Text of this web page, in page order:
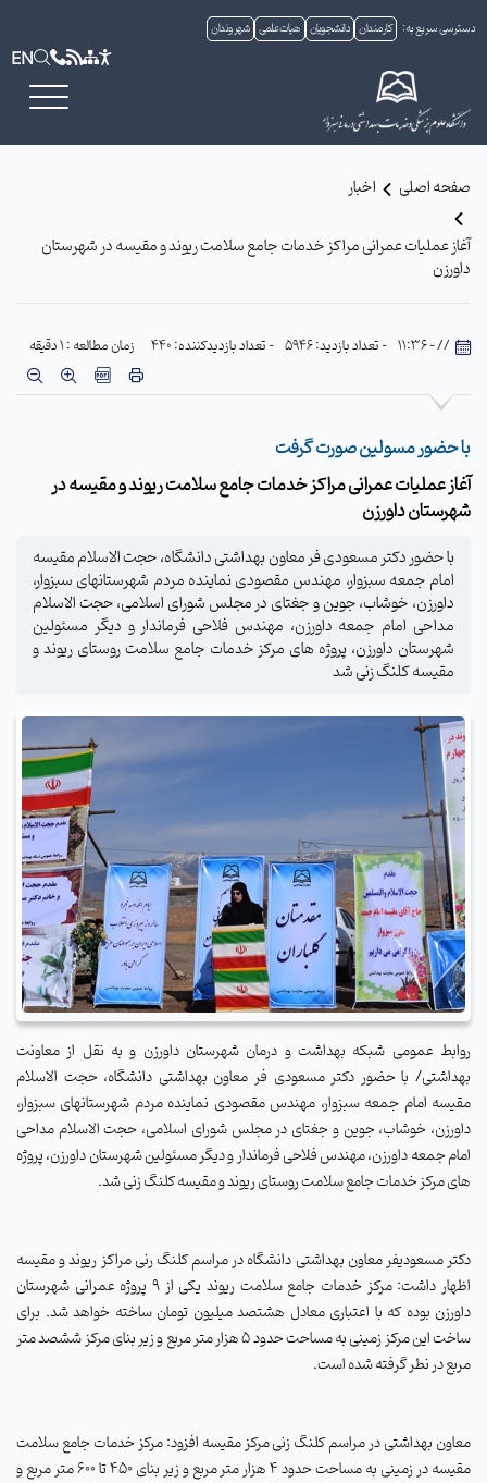
دسترسی سریع به: کارمندان دانشجویان هیات علمی شهروندان
EN
صفحه اصلی اخبار
آغاز عملیات عمرانی مراکز خدمات جامع سلامت ریوند و مقیسه در شهرستان
داورزن
// - 11:36 - تعداد بازدید: 5946 - تعداد بازدیدکننده: 440 زمان مطالعه : 1 دقیقه
با حضور مسولین صورت گرفت
آغاز عملیات عمرانی مراکز خدمات جامع سلامت ریوند و مقیسه در
شهرستان داورزن
با حضور دکتر مسعودی فر معاون بهداشتی دانشگاه، حجت الاسلام مقیسه
امام جمعه سبزوار، مهندس مقصودی نماینده مردم شهرستانهای سبزوار،
داورزن، خوشاب، جوین و جغتای در مجلس شورای اسلامی، حجت الاسلام
مداحی امام جمعه داورزن، مهندس فلاحی فرماندار و دیگر مسئولین
شهرستان داورزن، پروژه های مرکز خدمات جامع سلامت روستای ریوند و
مقیسه کلنگ زنی شد
روابط عمومی شبکه بهداشت و درمان شهرستان داورزن و به نقل از معاونت
بهداشتی/ با حضور دکتر مسعودی فر معاون بهداشتی دانشگاه، حجت الاسلام
مقیسه امام جمعه سبزوار، مهندس مقصودی نماینده مردم شهرستانهای سبزوار،
داورزن، خوشاب، جوین و جغتای در مجلس شورای اسلامی، حجت الاسلام مداحی
امام جمعه داورزن، مهندس فلاحی فرماندار و دیگر مسئولین شهرستان داورزن، پروژه
های مرکز خدمات جامع سلامت روستای ریوند و مقیسه کلنگ زنی شد.
دکتر مسعودیفر معاون بهداشتی دانشگاه در مراسم کلنگ رنی مراکز ریوند و مقیسه
اظهار داشت: مرکز خدمات جامع سلامت ریوند یکی از 9 پروژه عمرانی شهرستان
داورزن بوده که با اعتباری معادل هشتصد میلیون تومان ساخته خواهد شد. برای
ساخت این مرکز زمینی به مساحت حدود 5 هزار متر مربع و زیر بنای مرکز ششصد متر
مربع در نطر گرفته شده است.
معاون بهداشتی در مراسم کلنگ زنی مرکز مقیسه افزود: مرکز خدمات جامع سلامت
مقیسه در زمینی به مساحت حدود 4 هزار متر مربع و زیر بنای 450 تا 600 متر مربع و